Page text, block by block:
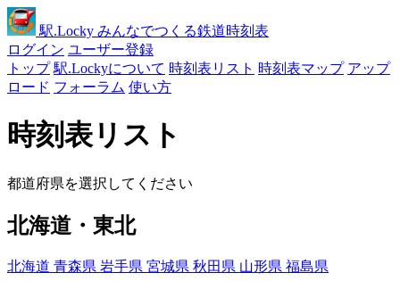
駅.Locky みんなでつくる鉄道時刻表
ログイン ユーザー登録
トップ 駅.Lockyについて 時刻表リスト 時刻表マップ アップ
ロード フォーラム 使い方
時刻表リスト
都道府県を選択してください
北海道・東北
北海道 青森県 岩手県 宮城県 秋田県 山形県 福島県